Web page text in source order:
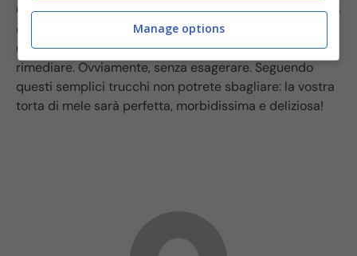
Ciò significa che se ci accorgiamo che il nostro impasto
è un po’ troppo denso, non dobbiamo aver timore di
unire un altro po’ di latte o olio di semi, per
rimediare. Ovviamente, senza esagerare. Seguendo
questi semplici trucchi non potrete sbagliare: la vostra
torta di mele sarà perfetta, morbidissima e deliziosa!
Manage options